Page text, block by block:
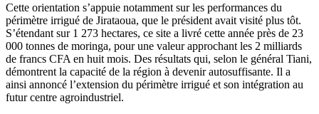
Cette orientation s’appuie notamment sur les performances du
périmètre irrigué de Jirataoua, que le président avait visité plus tôt.
S’étendant sur 1 273 hectares, ce site a livré cette année près de 23
000 tonnes de moringa, pour une valeur approchant les 2 milliards
de francs CFA en huit mois. Des résultats qui, selon le général Tiani,
démontrent la capacité de la région à devenir autosuffisante. Il a
ainsi annoncé l’extension du périmètre irrigué et son intégration au
futur centre agroindustriel.